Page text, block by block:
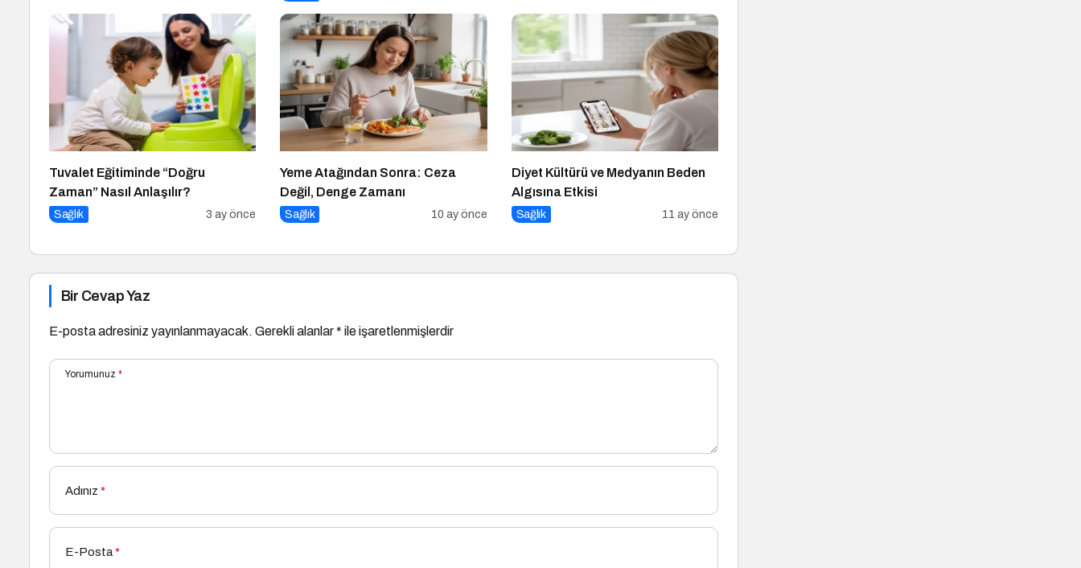
Tuvalet Eğitiminde “Doğru
Zaman” Nasıl Anlaşılır?
Sağlık 3 ay önce
Yeme Atağından Sonra: Ceza
Değil, Denge Zamanı
Sağlık 10 ay önce
Diyet Kültürü ve Medyanın Beden
Algısına Etkisi
Sağlık 11 ay önce
Bir Cevap Yaz
E-posta adresiniz yayınlanmayacak. Gerekli alanlar* ile işaretlenmişlerdir
Yorumunuz *
Adınız *
E-Posta*